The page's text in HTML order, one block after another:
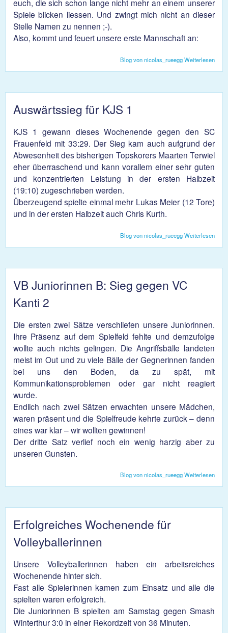
euch, die sich schon lange nicht mehr an einem unserer
Spiele blicken liessen. Und zwingt mich nicht an dieser
Stelle Namen zu nennen ;-).
Also, kommt und feuert unsere erste Mannschaft an:
Weiterlesen
Blog von nicolas_rueegg
Auswärtssieg für KJS 1
KJS 1 gewann dieses Wochenende gegen den SC
Frauenfeld mit 33:29. Der Sieg kam auch aufgrund der
Abwesenheit des bisherigen Topskorers Maarten Terwiel
eher überraschend und kann vorallem einer sehr guten
und konzentrierten Leistung in der ersten Halbzeit
(19:10) zugeschrieben werden.
Überzeugend spielte einmal mehr Lukas Meier (12 Tore)
und in der ersten Halbzeit auch Chris Kurth.
Weiterlesen
Blog von nicolas_rueegg
VB Juniorinnen B: Sieg gegen VC
Kanti 2
Die ersten zwei Sätze verschliefen unsere Juniorinnen.
Ihre Präsenz auf dem Spielfeld fehlte und demzufolge
wollte auch nichts gelingen. Die Angriffsbälle landeten
meist im Out und zu viele Bälle der Gegnerinnen fanden
bei uns den Boden, da zu spät, mit
Kommunikationsproblemen oder gar nicht reagiert
wurde.
Endlich nach zwei Sätzen erwachten unsere Mädchen,
waren präsent und die Spielfreude kehrte zurück – denn
eines war klar – wir wollten gewinnen!
Der dritte Satz verlief noch ein wenig harzig aber zu
unseren Gunsten.
Weiterlesen
Blog von nicolas_rueegg
Erfolgreiches Wochenende für
Volleyballerinnen
Unsere Volleyballerinnen haben ein arbeitsreiches
Wochenende hinter sich.
Fast alle Spielerinnen kamen zum Einsatz und alle die
spielten waren erfolgreich.
Die Juniorinnen B spielten am Samstag gegen Smash
Winterthur 3:0 in einer Rekordzeit von 36 Minuten.